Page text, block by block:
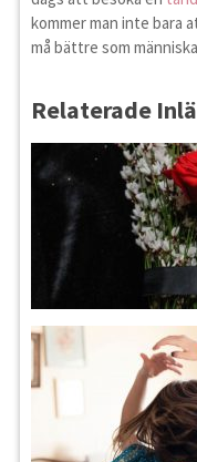
kommer man inte bara
må bättre som
Relaterade